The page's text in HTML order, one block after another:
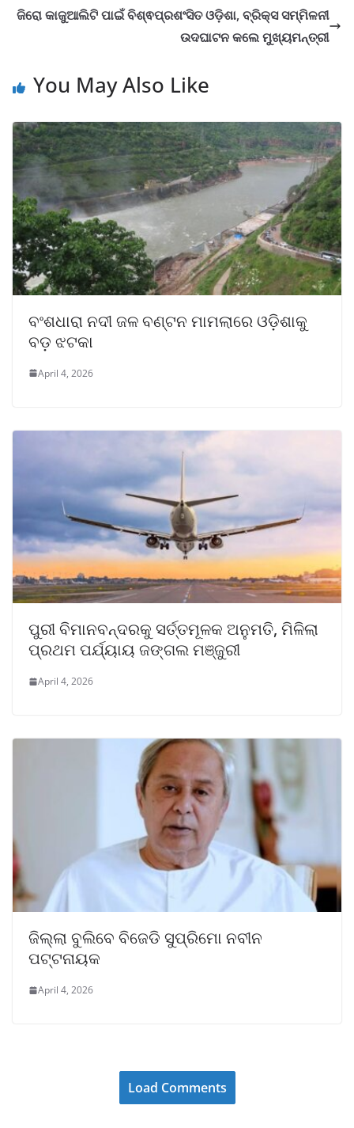
ଜିରୋ କାଜୁଆଲିଟି ପାଇଁ ବିଶ୍ଵପ୍ରଶଂସିତ ଓଡ଼ିଶା, ବ୍ରିକ୍ସ ସମ୍ମିଳନୀ
ଉଦଘାଟନ କଲେ ମୁଖ୍ୟମନ୍ତ୍ରୀ
You May Also Like
ବଂଶଧାରା ନଦୀ ଜଳ ବଣ୍ଟନ ମାମଲାରେ ଓଡ଼ିଶାକୁ
ବଡ଼ ଝଟକା
April 4, 2026
ପୁରୀ ବିମାନବନ୍ଦରକୁ ସର୍ତ୍ତମୂଳକ ଅନୁମତି, ମିଳିଲା
ପ୍ରଥମ ପର୍ଯ୍ୟାୟ ଜଙ୍ଗଲ ମଞ୍ଜୁରୀ
April 4, 2026
ଜିଲ୍ଲା ବୁଲିବେ ବିଜେଡି ସୁପ୍ରିମୋ ନବୀନ
ପଟ୍ଟନାୟକ
April 4, 2026
Load Comments